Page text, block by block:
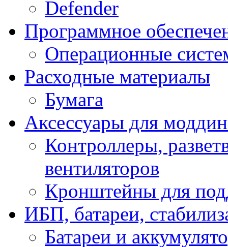
Defender
Программное
Операционные
Расходные материалы
Бумага
Аксессуары для
Контроллеры,
вентиляторов
Кронштейны для
ИБП, батареи,
Батареи и